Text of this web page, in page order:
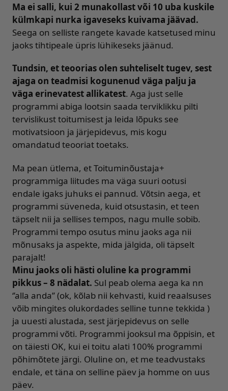
Ma ei salli, kui 2 munakollast või 10 uba kuskile
külmkapi nurka igaveseks kuivama jäävad.
Seega on selliste rangete kavade katsetused minu
jaoks tihtipeale üpris lühikeseks jäänud.
Tundsin, et teoorias olen suhteliselt tugev, sest
ajaga on teadmisi kogunenud väga palju ja
väga erinevatest allikatest. Aga just selle
programmi abiga lootsin saada terviklikku pilti
tervislikust toitumisest ja leida lõpuks see
motivatsioon ja järjepidevus, mis kogu
omandatud teooriat toetaks.
Ma pean ütlema, et Toituminõustaja+
programmiga liitudes ma väga suuri ootusi
endale igaks juhuks ei pannud. Võtsin aega, et
programmi süveneda, kuid otsustasin, et teen
täpselt nii ja sellises tempos, nagu mulle sobib.
Programmi tempo osutus minu jaoks aga nii
mõnusaks ja aspekte, mida jälgida, oli täpselt
parajalt!
Minu jaoks oli hästi oluline ka programmi
pikkus – 8 nädalat. Sul peab olema aega ka nn
‘’alla anda’’ (ok, kõlab nii kehvasti, kuid reaalsuses
võib mingites olukordades selline tunne tekkida )
ja uuesti alustada, sest järjepidevus on selle
programmi võti. Programmi jooksul ma õppisin, et
on täiesti OK, kui ei toitu alati 100% programmi
põhimõtete järgi. Oluline on, et me teadvustaks
endale, et täna on selline päev ja homme on uus
päev.